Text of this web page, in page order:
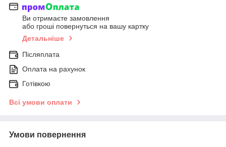
Ви отримаєте замовлення
або гроші повернуться на вашу картку
Детальніше
Післяплата
Оплата на рахунок
Готівкою
Всі умови оплати
Умови повернення